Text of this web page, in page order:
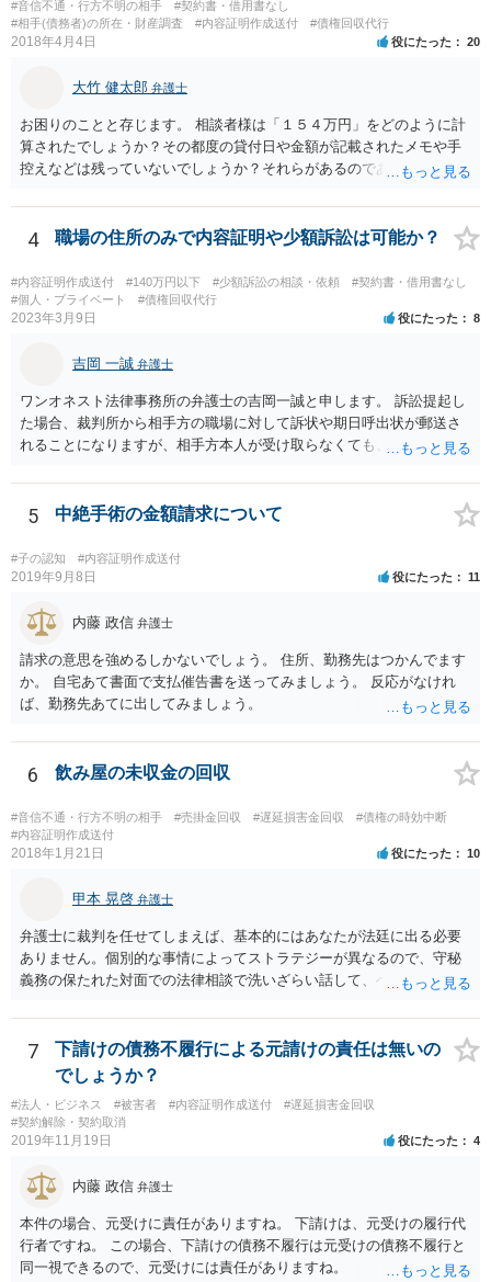
#音信不通・行方不明の相手
#契約書・借用書なし
#相手(債務者)の所在・財産調査
#内容証明作成送付 #債権回収代行
2018年4月4日 役にたった 20
大竹 健太郎 弁護士
お困りのことと存じます。 相談者様は「１５４万円」をどのように計
算されたでしょうか？その都度の貸付日や金額が記載されたメモや手
控えなどは残っていないでしょうか？それらがあるのであればメール
です。 彼の住所については住民票上の住所であれば調査することは可
能です。 弁護士に依頼した際の費用にいては現在弁護士費用が自由化
ますが、交渉を依頼すると①着手金が請求額×8％or10万円の高い方、
②成功報酬が16％、③実費というところでしょうか。法律事務所によ
っては別途日当を請求するところもあると思います。 勝訴の見込みや
お伺いできればお伝えさせていただきますので、宜しければ、個別に
4 職場の住所のみで内容証明や少額訴訟は可能か？
#内容証明作成送付 #140万円以下 #少額訴訟の相談・依頼
#契約書・借用書なし
#個人・プライベート
#債権回収代行
2023年3月9日 役にたった 8
吉岡 一誠 弁護士
ワンオネスト法律事務所の弁護士の吉岡一誠と申します。 訴訟提起し
た場合、裁判所から相手方の職場に対して訴状や期日呼出状が郵送さ
れることになりますが、相手方本人が受け取らなくても、勤務先の他
可能性があります。 諦めずに追及を続けることで回収に至ることはま
まあるため、少額訴訟につき前向きに検討して良いかと思います。
5 中絶手術の金額請求について
#子の認知 #内容証明作成送付
2019年9月8日 役にたった 11
内藤 政信 弁護士
請求の意思を強めるしかないでしょう。 住所、勤務先はつかんでます
か。 自宅あて書面で支払催告書を送ってみましょう。 反応がなけれ
ば、勤務先あてに出してみましょう。
6 飲み屋の未収金の回収
#音信不通・行方不明の相手 #売掛金回収 #遅延損害金回収
#債権の時効中断
#内容証明作成送付
2018年1月21日 役にたった 10
甲本 晃啓 弁護士
弁護士に裁判を任せてしまえば、基本的にはあなたが法廷に出る必要
ありません。個別的な事情によってストラテジーが異なるので、守秘
義務の保たれた対面での法律相談で洗いざらい話して、ベストな方法
7
下請けの債務不履行による元請けの責任は無いの
でしょうか？
#法人・ビジネス #被害者 #内容証明作成送付
#遅延損害金回収
#契約解除・契約取消
2019年11月19日 役にたった 4
内藤 政信 弁護士
本件の場合、元受けに責任がありますね。 下請けは、元受けの履行代
行者ですね。 この場合、下請けの債務不履行は元受けの債務不履行と
同一視できるので、元受けには責任がありますね。